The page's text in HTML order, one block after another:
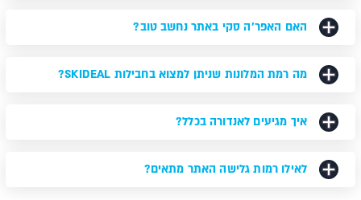
האם האפר'ה סקי באתר נחשב טוב?
מה רמת המלונות שניתן למצוא בחבילות SKIDEAL?
איך מגיעים לאנדורה בכלל?
לאילו רמות גלישה האתר מתאים?